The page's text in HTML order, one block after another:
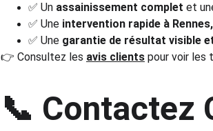
✅ Un assainissement complet et
✅ Une intervention rapide à
✅ Une garantie de résultat visible
👉 Consultez les avis clients pour voir les
📞 Contactez